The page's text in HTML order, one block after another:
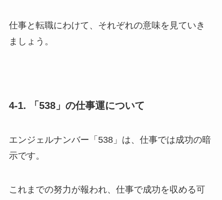
仕事と転職にわけて、それぞれの意味を見ていき
ましょう。
4-1. 「538」の仕事運について
エンジェルナンバー「538」は、仕事では成功の暗
示です。
これまでの努力が報われ、仕事で成功を収める可